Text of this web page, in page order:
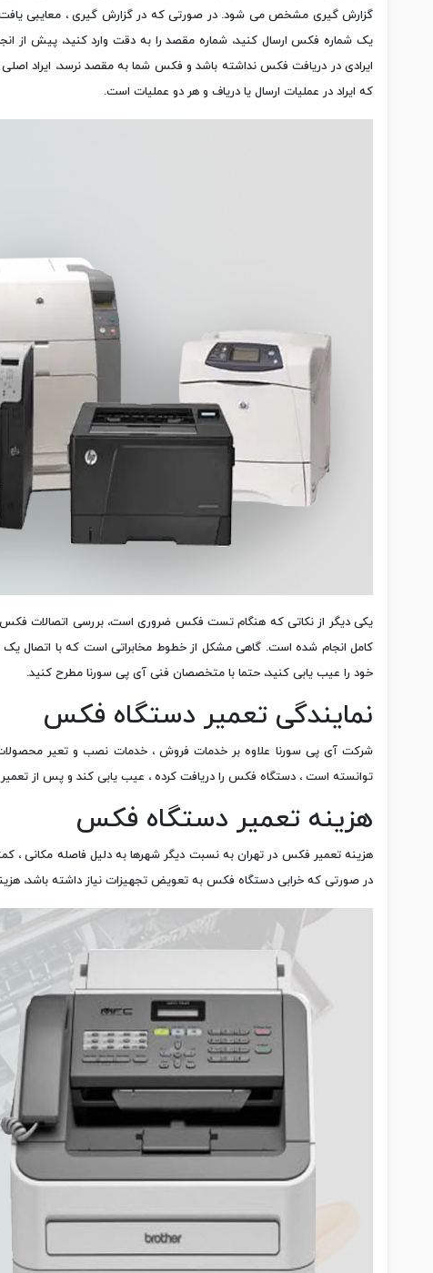
گزارش گیری مشخص می شود. در صورتی که در گزارش گیری ، معایبی یافت
یک شماره فکس ارسال کنید، شماره مقصد را به دقت وارد کنید، پیش
ایرادی در دریافت فکس نداشته باشد و فکس شما به مقصد نرسد، ایراد
که ایراد در عملیات ارسال یا دریاف و هر دو عملیات است.
یکی دیگر از نکاتی که هنگام تست فکس ضروری است، بررسی اتصالات فکس
کامل انجام شده است. گاهی مشکل از خطوط مخابراتی است که با اتصال
خود را عیب یابی کنید، حتما با متخصصان فنی آی پی سورنا مطرح کنید.
نمایندگی تعمیر دستگاه فکس
شرکت آی پی سورنا علاوه بر خدمات فروش ، خدمات نصب و تعیر محصولات
توانسته است ، دستگاه فکس را دریافت کرده ، عیب یابی کند و پس از تعمیر
هزینه تعمیر دستگاه فکس
هزینه تعمیر فکس در تهران به نسبت دیگر شهرها به دلیل فاصله مکانی ،
در صورتی که خرابی دستگاه فکس به تعویض تجهیزات نیاز داشته باشد،